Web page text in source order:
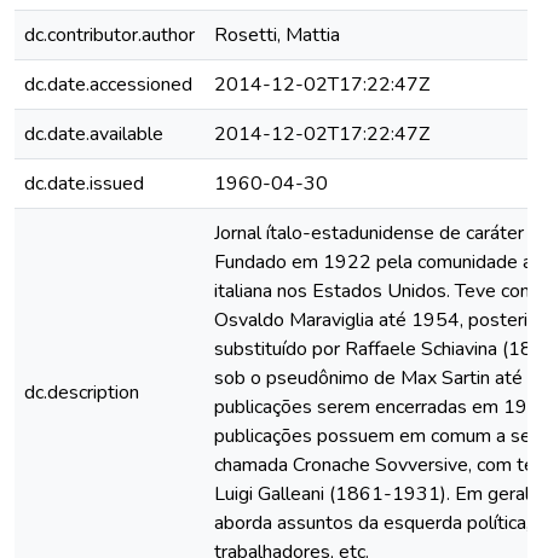
dc.contributor.author
Rosetti, Mattia
dc.date.accessioned
2014-12-02T17:22:47Z
dc.date.available
2014-12-02T17:22:47Z
dc.date.issued
1960-04-30
dc.description
Jornal ítalo-estadunidense de caráter
Fundado em 1922 pela comunidade
italiana nos Estados Unidos. Teve
Osvaldo Maraviglia até 1954,
substituído por Raffaele Schiavina
sob o pseudônimo de Max Sartin até
publicações serem encerradas em
publicações possuem em comum a
chamada Cronache Sovversive, com
Luigi Galleani (1861-1931). Em geral,
aborda assuntos da esquerda política,
trabalhadores, etc.